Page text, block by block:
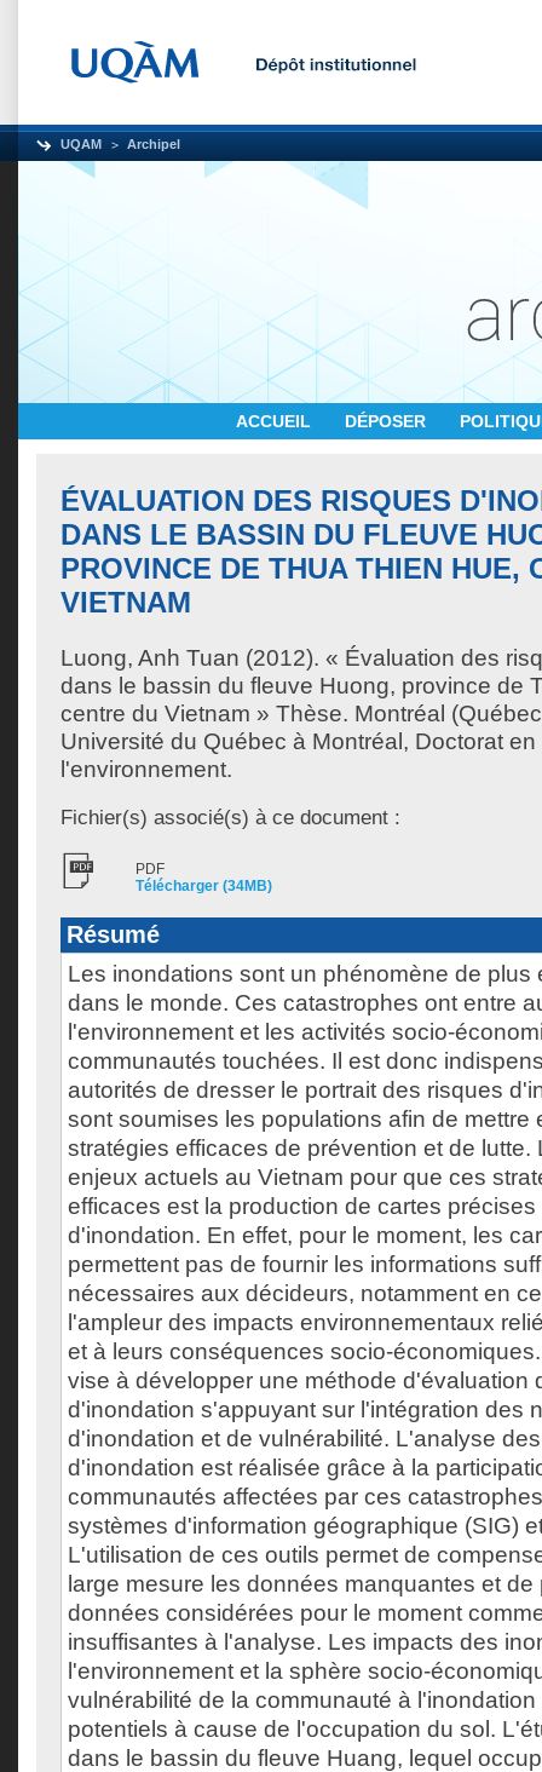
UQAM Archipel
ACCUEIL DÉPOSER
ÉVALUATION DES RISQUES
DANS LE BASSIN DU FLEUVE
PROVINCE DE THUA THIEN HUE,
VIETNAM
Luong, Anh Tuan (2012). « Évaluation des
dans le bassin du fleuve Huong, province de
centre du Vietnam » Thèse. Montréal
Université du Québec à Montréal, Doctorat
l'environnement.
Fichier(s) associé(s) à ce document :
PDF
Télécharger (34MB)
Résumé
Les inondations sont un phénomène de plus
dans le monde. Ces catastrophes ont entre
l'environnement et les activités socio-
communautés touchées. Il est donc
autorités de dresser le portrait des risques
sont soumises les populations afin de mettre
stratégies efficaces de prévention et de lutte.
enjeux actuels au Vietnam pour que ces
efficaces est la production de cartes
d'inondation. En effet, pour le moment, les
permettent pas de fournir les informations
nécessaires aux décideurs, notamment en
l'ampleur des impacts environnementaux
et à leurs conséquences socio-
vise à développer une méthode d'évaluation
d'inondation s'appuyant sur l'intégration des
d'inondation et de vulnérabilité. L'analyse
d'inondation est réalisée grâce à la
communautés affectées par ces
systèmes d'information géographique (SIG)
L'utilisation de ces outils permet de
large mesure les données manquantes et de
données considérées pour le moment
insuffisantes à l'analyse. Les impacts des
l'environnement et la sphère socio-
vulnérabilité de la communauté à
potentiels à cause de l'occupation du sol.
dans le bassin du fleuve Huang, lequel